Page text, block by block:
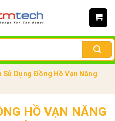
Sử Dụng Đồng Hồ Vạn Năng
HỒ VẠN NĂNG